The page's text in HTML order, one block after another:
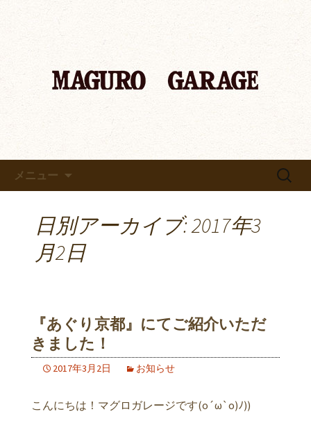
「マグロ ガレージ～MAGURO
GARAGE～」京都 中書島のマ
グロ専門店のブログ
「マグロ ガレージ～MAGURO GARAGE
～」京都 中書島のマグロ専門店からの
お知らせ
メニュー
検
日別アーカイブ: 2017年3
月2日
『あぐり京都』にてご紹介いただ
きました！
2017年3月2日 お知らせ
こんにちは！マグロガレージです(o´ω`o)ﾉ))